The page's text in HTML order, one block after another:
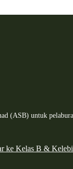
(ASB) untuk
ke Kelas B &